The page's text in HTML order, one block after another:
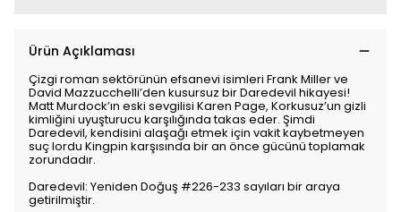
Ürün Açıklaması
Çizgi roman sektörünün efsanevi isimleri Frank Miller ve
David Mazzucchelli’den kusursuz bir Daredevil hikayesi!
Matt Murdock’ın eski sevgilisi Karen Page, Korkusuz’un gizli
kimliğini uyuşturucu karşılığında takas eder. Şimdi
Daredevil, kendisini alaşağı etmek için vakit kaybetmeyen
suç lordu Kingpin karşısında bir an önce gücünü toplamak
zorundadır.
Daredevil: Yeniden Doğuş #226-233 sayıları bir araya
getirilmiştir.